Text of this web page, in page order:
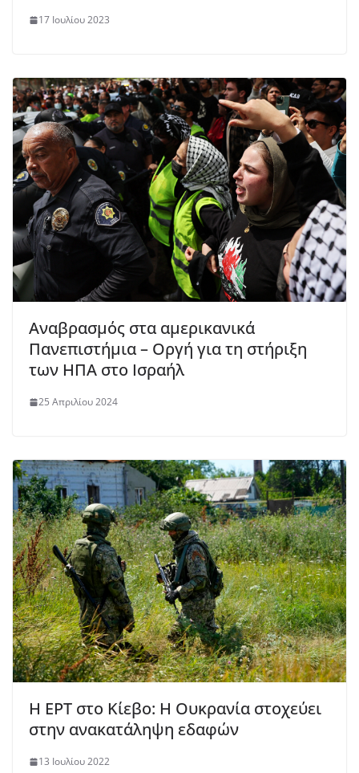
17 Ιουλίου 2023
Αναβρασμός στα αμερικανικά
Πανεπιστήμια – Οργή για τη στήριξη
των ΗΠΑ στο Ισραήλ
25 Απριλίου 2024
Η ΕΡΤ στο Κίεβο: Η Ουκρανία στοχεύει
στην ανακατάληψη εδαφών
13 Ιουλίου 2022